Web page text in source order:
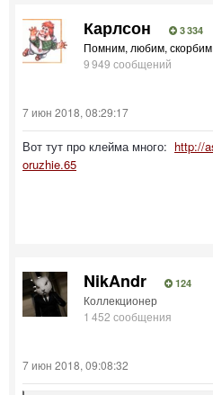
Карлсон 3 334
Помним, любим, скорбим
9 949 сообщений
7 июн 2018, 08:29:17
Вот тут про клейма много: http://
oruzhie.65
NikAndr 124
Коллекционер
1 452 сообщения
7 июн 2018, 09:08:32